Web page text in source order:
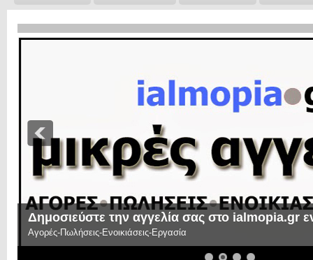
Γίνε αρθρογράφος στο ialmopia.gr!
Μπορείς κι εσύ με τα άρθρα σου να συμμετέχεις στην παρέα μας και
διαβάσουν τις σκέψεις σου ή τους προβληματισμούς σου